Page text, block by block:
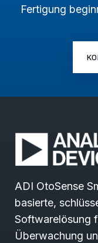
Fertigung
ADI OtoSense
basierte,
Softwarelösung
Überwachung